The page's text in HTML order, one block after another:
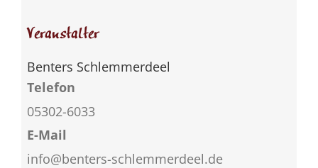
Veranstalter
Benters Schlemmerdeel
Telefon
05302-6033
E-Mail
info@benters-schlemmerdeel.de